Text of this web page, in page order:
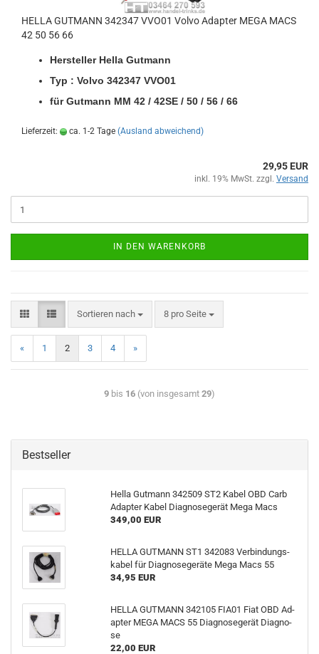
HELLA GUT­MANN 342347 VVO01 Volvo Ad­ap­ter MEGA MACS
42 50 56 66
Her­stel­ler Hella Gut­mann
Typ : Volvo 342347 VVO01
für Gut­mann MM 42 / 42SE / 50 / 56 / 66
Lieferzeit: ca. 1-2 Tage (Ausland abweichend)
29,95 EUR
inkl. 19% MwSt. zzgl. Versand
IN DEN WARENKORB
Sortieren nach 8 pro Seite
« 1 2 3 4 »
9 bis 16 (von insgesamt 29)
Bestseller
Hella Gut­mann 342509 ST2 Kabel OBD Carb
Ad­ap­ter Kabel Dia­gno­se­ge­rät Mega Macs
349,00 EUR
HELLA GUT­MANN ST1 342083 Ver­bin­dungs­
ka­bel für Dia­gno­se­ge­rä­te Mega Macs 55
34,95 EUR
HELLA GUT­MANN 342105 FIA01 Fiat OBD Ad­
ap­ter MEGA MACS 55 Dia­gno­se­ge­rät Dia­gno­
se
22,00 EUR